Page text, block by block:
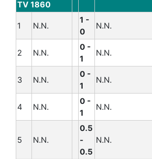
TV 1860
1 N.N.
1 -
0
N.N.
2 N.N.
0 -
1
N.N.
3 N.N.
0 -
1
N.N.
4 N.N.
0 -
1
N.N.
5 N.N.
0.5
-
0.5
N.N.